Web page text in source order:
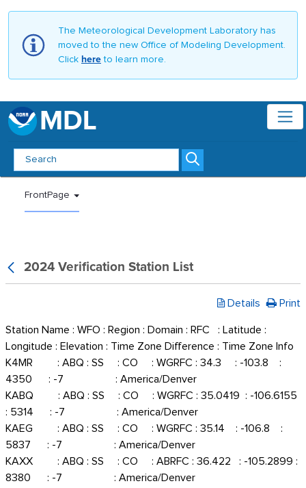
The Meteorological Development Laboratory has
moved to the new Office of Modeling Development.
Click here to learn more.
MDL
2024 Verification Station List -
Toggle Navigation
FrontPage
FrontPage
2024 Verification Station List
Details Print
Station Name : WFO : Region : Domain : RFC : Latitude :
Longitude : Elevation : Time Zone Difference : Time Zone Info
K4MR : ABQ : SS : CO : WGRFC : 34.3 : -103.8 :
4350 : -7 : America/Denver
KABQ : ABQ : SS : CO : WGRFC : 35.0419 : -106.6155
: 5314 : -7 : America/Denver
KAEG : ABQ : SS : CO : WGRFC : 35.14 : -106.8 :
5837 : -7 : America/Denver
KAXX : ABQ : SS : CO : ABRFC : 36.422 : -105.2899 :
8380 : -7 : America/Denver